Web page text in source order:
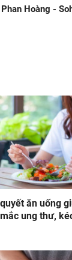
Hoàng -
ăn uống
ung thư,